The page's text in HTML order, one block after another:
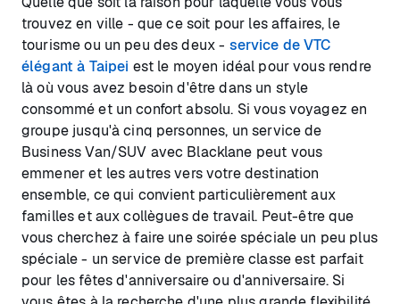
trouvez en ville - que ce soit pour les affaires, le
tourisme ou un peu des deux - service de VTC
élégant à Taipei est le moyen idéal pour vous rendre
là où vous avez besoin d'être dans un style
consommé et un confort absolu. Si vous voyagez en
groupe jusqu'à cinq personnes, un service de
Business Van/SUV avec Blacklane peut vous
emmener et les autres vers votre destination
ensemble, ce qui convient particulièrement aux
familles et aux collègues de travail. Peut-être que
vous cherchez à faire une soirée spéciale un peu plus
spéciale - un service de première classe est parfait
pour les fêtes d'anniversaire ou d'anniversaire. Si